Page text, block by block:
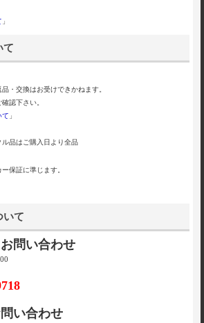
」
て
・交換はお受けできかねます。
認下さい。
て 」
品はご購入日より全品
保証に準じます。
いて
問い合わせ
い合わせ